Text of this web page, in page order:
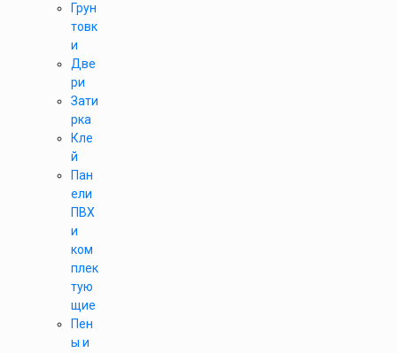
Грун
товк
и
Две
ри
Зати
рка
Кле
й
Пан
ели
ПВХ
и
ком
плек
тую
щие
Пен
ы и